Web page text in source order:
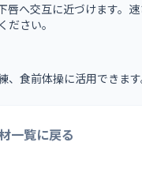
唇へ交互に近づけます。
さい。
食前体操に活用できます
一覧に戻る